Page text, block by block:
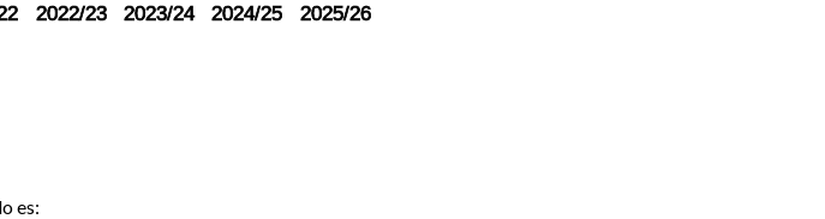
2022/23 2023/24 2024/25 2025/26
es: